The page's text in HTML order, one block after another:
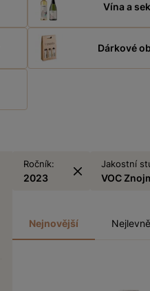
Vína a
Dárkové
Ročník:
2023
Jakostní
VOC
Nejnovější